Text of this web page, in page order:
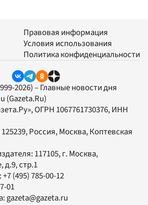
Правовая информация
Условия использования
Политика конфиденциальности
2026) – Главные новости дня
(Gazeta.Ru)
, ОГРН 1067761730376, ИНН
Россия, Москва, Коптевская
117105, г. Москва,
д.9, стр.1
+7 (495) 785-00-12
01
gazeta@gazeta.ru